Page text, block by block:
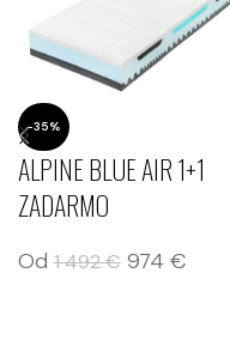
-35%
ALPINE BLUE AIR 1+1
ZADARMO
Od 1 492€ 974 €